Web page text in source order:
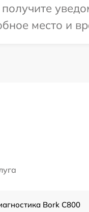
место и
Bork C800